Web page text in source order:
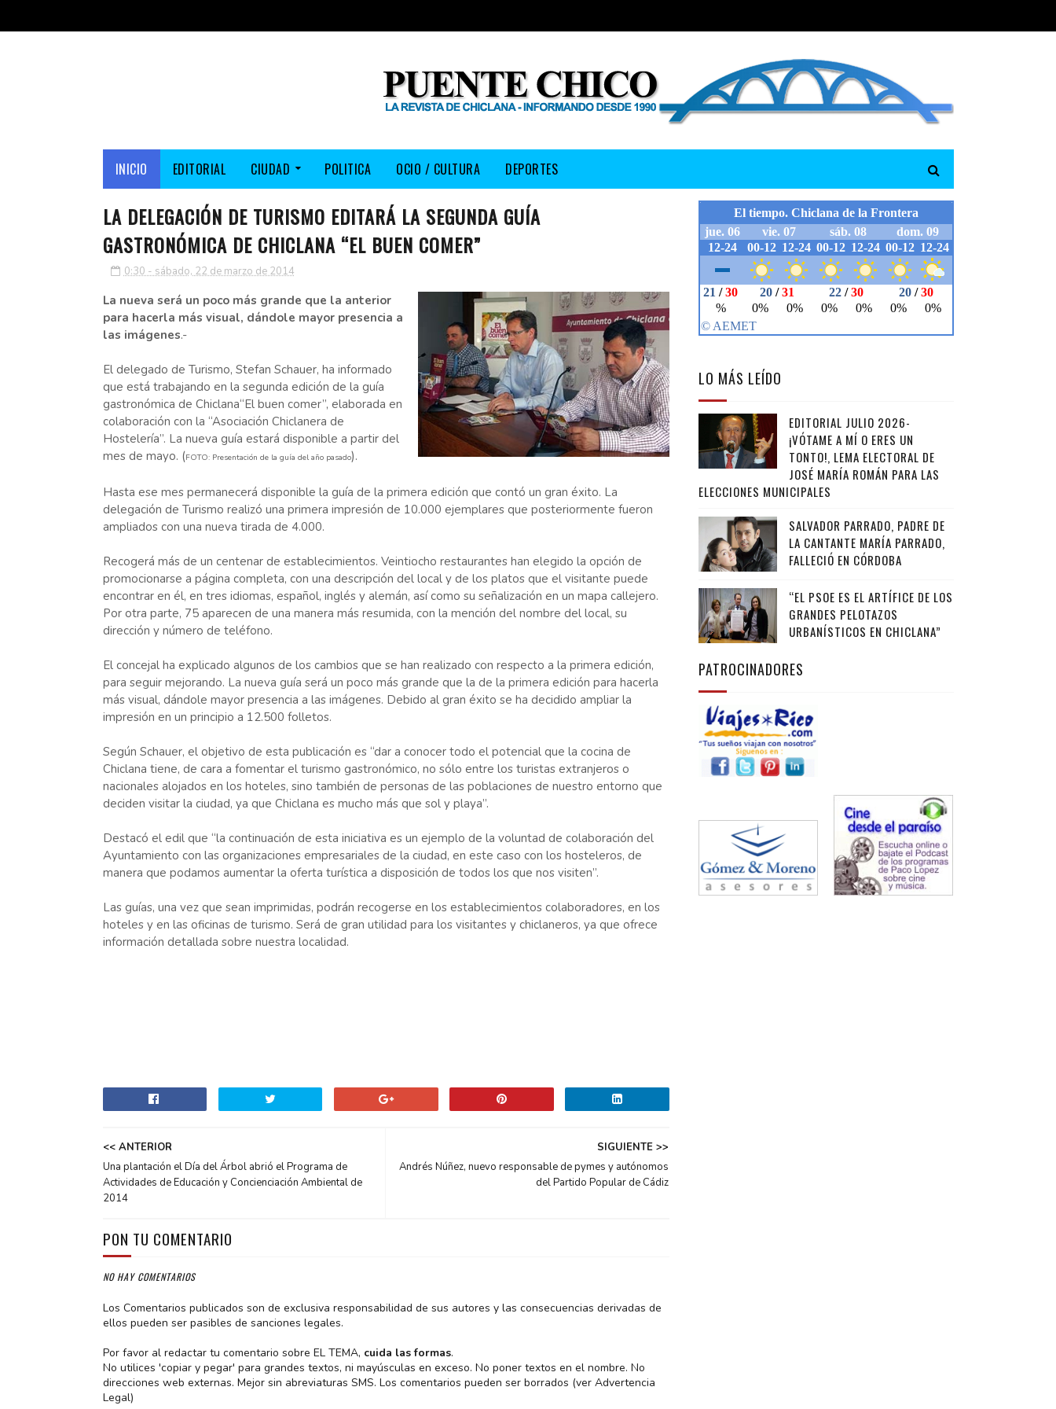
INICIO EDITORIAL CIUDAD POLITICA OCIO / CULTURA DEPORTES
LA DELEGACIÓN DE TURISMO EDITARÁ LA SEGUNDA GUÍA
GASTRONÓMICA DE CHICLANA “EL BUEN COMER”
0:30 - sábado, 22 de marzo de 2014
La nueva será un poco más grande que la anterior
para hacerla más visual, dándole mayor presencia a
las imágenes.-
El delegado de Turismo, Stefan Schauer, ha informado
que está trabajando en la segunda edición de la guía
gastronómica de Chiclana“El buen comer”, elaborada en
colaboración con la “Asociación Chiclanera de
Hostelería”. La nueva guía estará disponible a partir del
mes de mayo. (FOTO: Presentación de la guía del año pasado).
Hasta ese mes permanecerá disponible la guía de la primera edición que contó un gran éxito. La
delegación de Turismo realizó una primera impresión de 10.000 ejemplares que posteriormente fueron
ampliados con una nueva tirada de 4.000.
Recogerá más de un centenar de establecimientos. Veintiocho restaurantes han elegido la opción de
promocionarse a página completa, con una descripción del local y de los platos que el visitante puede
encontrar en él, en tres idiomas, español, inglés y alemán, así como su señalización en un mapa callejero.
Por otra parte, 75 aparecen de una manera más resumida, con la mención del nombre del local, su
dirección y número de teléfono.
El concejal ha explicado algunos de los cambios que se han realizado con respecto a la primera edición,
para seguir mejorando. La nueva guía será un poco más grande que la de la primera edición para hacerla
más visual, dándole mayor presencia a las imágenes. Debido al gran éxito se ha decidido ampliar la
impresión en un principio a 12.500 folletos.
Según Schauer, el objetivo de esta publicación es “dar a conocer todo el potencial que la cocina de
Chiclana tiene, de cara a fomentar el turismo gastronómico, no sólo entre los turistas extranjeros o
nacionales alojados en los hoteles, sino también de personas de las poblaciones de nuestro entorno que
deciden visitar la ciudad, ya que Chiclana es mucho más que sol y playa”.
Destacó el edil que “la continuación de esta iniciativa es un ejemplo de la voluntad de colaboración del
Ayuntamiento con las organizaciones empresariales de la ciudad, en este caso con los hosteleros, de
manera que podamos aumentar la oferta turística a disposición de todos los que nos visiten”.
Las guías, una vez que sean imprimidas, podrán recogerse en los establecimientos colaboradores, en los
hoteles y en las oficinas de turismo. Será de gran utilidad para los visitantes y chiclaneros, ya que ofrece
información detallada sobre nuestra localidad.
SIGUIENTE >>
Andrés Núñez, nuevo responsable de pymes y autónomos
del Partido Popular de Cádiz
<< ANTERIOR
Una plantación el Día del Árbol abrió el Programa de
Actividades de Educación y Concienciación Ambiental de
2014
PON TU COMENTARIO
NO HAY COMENTARIOS
Los Comentarios publicados son de exclusiva responsabilidad de sus autores y las consecuencias derivadas de
ellos pueden ser pasibles de sanciones legales.
Por favor al redactar tu comentario sobre EL TEMA, cuida las formas.
No utilices 'copiar y pegar' para grandes textos, ni mayúsculas en exceso. No poner textos en el nombre. No
direcciones web externas. Mejor sin abreviaturas SMS. Los comentarios pueden ser borrados (ver Advertencia
Legal)
LO MÁS LEÍDO
EDITORIAL JULIO 2026-
¡VÓTAME A MÍ O ERES UN
TONTO!, LEMA ELECTORAL DE
JOSÉ MARÍA ROMÁN PARA LAS
ELECCIONES MUNICIPALES
SALVADOR PARRADO, PADRE DE
LA CANTANTE MARÍA PARRADO,
FALLECIÓ EN CÓRDOBA
“EL PSOE ES EL ARTÍFICE DE LOS
GRANDES PELOTAZOS
URBANÍSTICOS EN CHICLANA”
PATROCINADORES